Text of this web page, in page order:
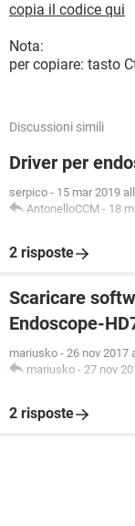
copia il codice qui
Nota:
per copiare: tasto
Discussioni simili
Driver per
serpico - 15 mar 2019
AntonelloCCM - 18
2 risposte
Scaricare
Endoscope-
mariusko - 26 nov 2017
mariusko - 27 nov
2 risposte